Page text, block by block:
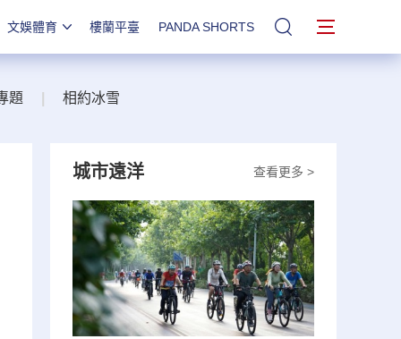
文娛體育 樓蘭平臺 PANDA SHORTS 站內搜索
題 相約冰雪
查看更多 >
城市遠洋